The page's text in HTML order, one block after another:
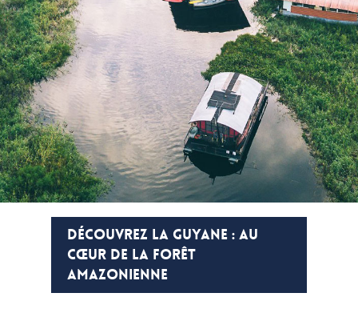
DÉCOUVREZ LA GUYANE : AU
CŒUR DE LA FORÊT
AMAZONIENNE